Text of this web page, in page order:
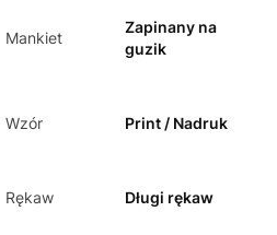
Mankiet
Zapinany na
guzik
Wzór Print / Nadruk
Rękaw Długi rękaw